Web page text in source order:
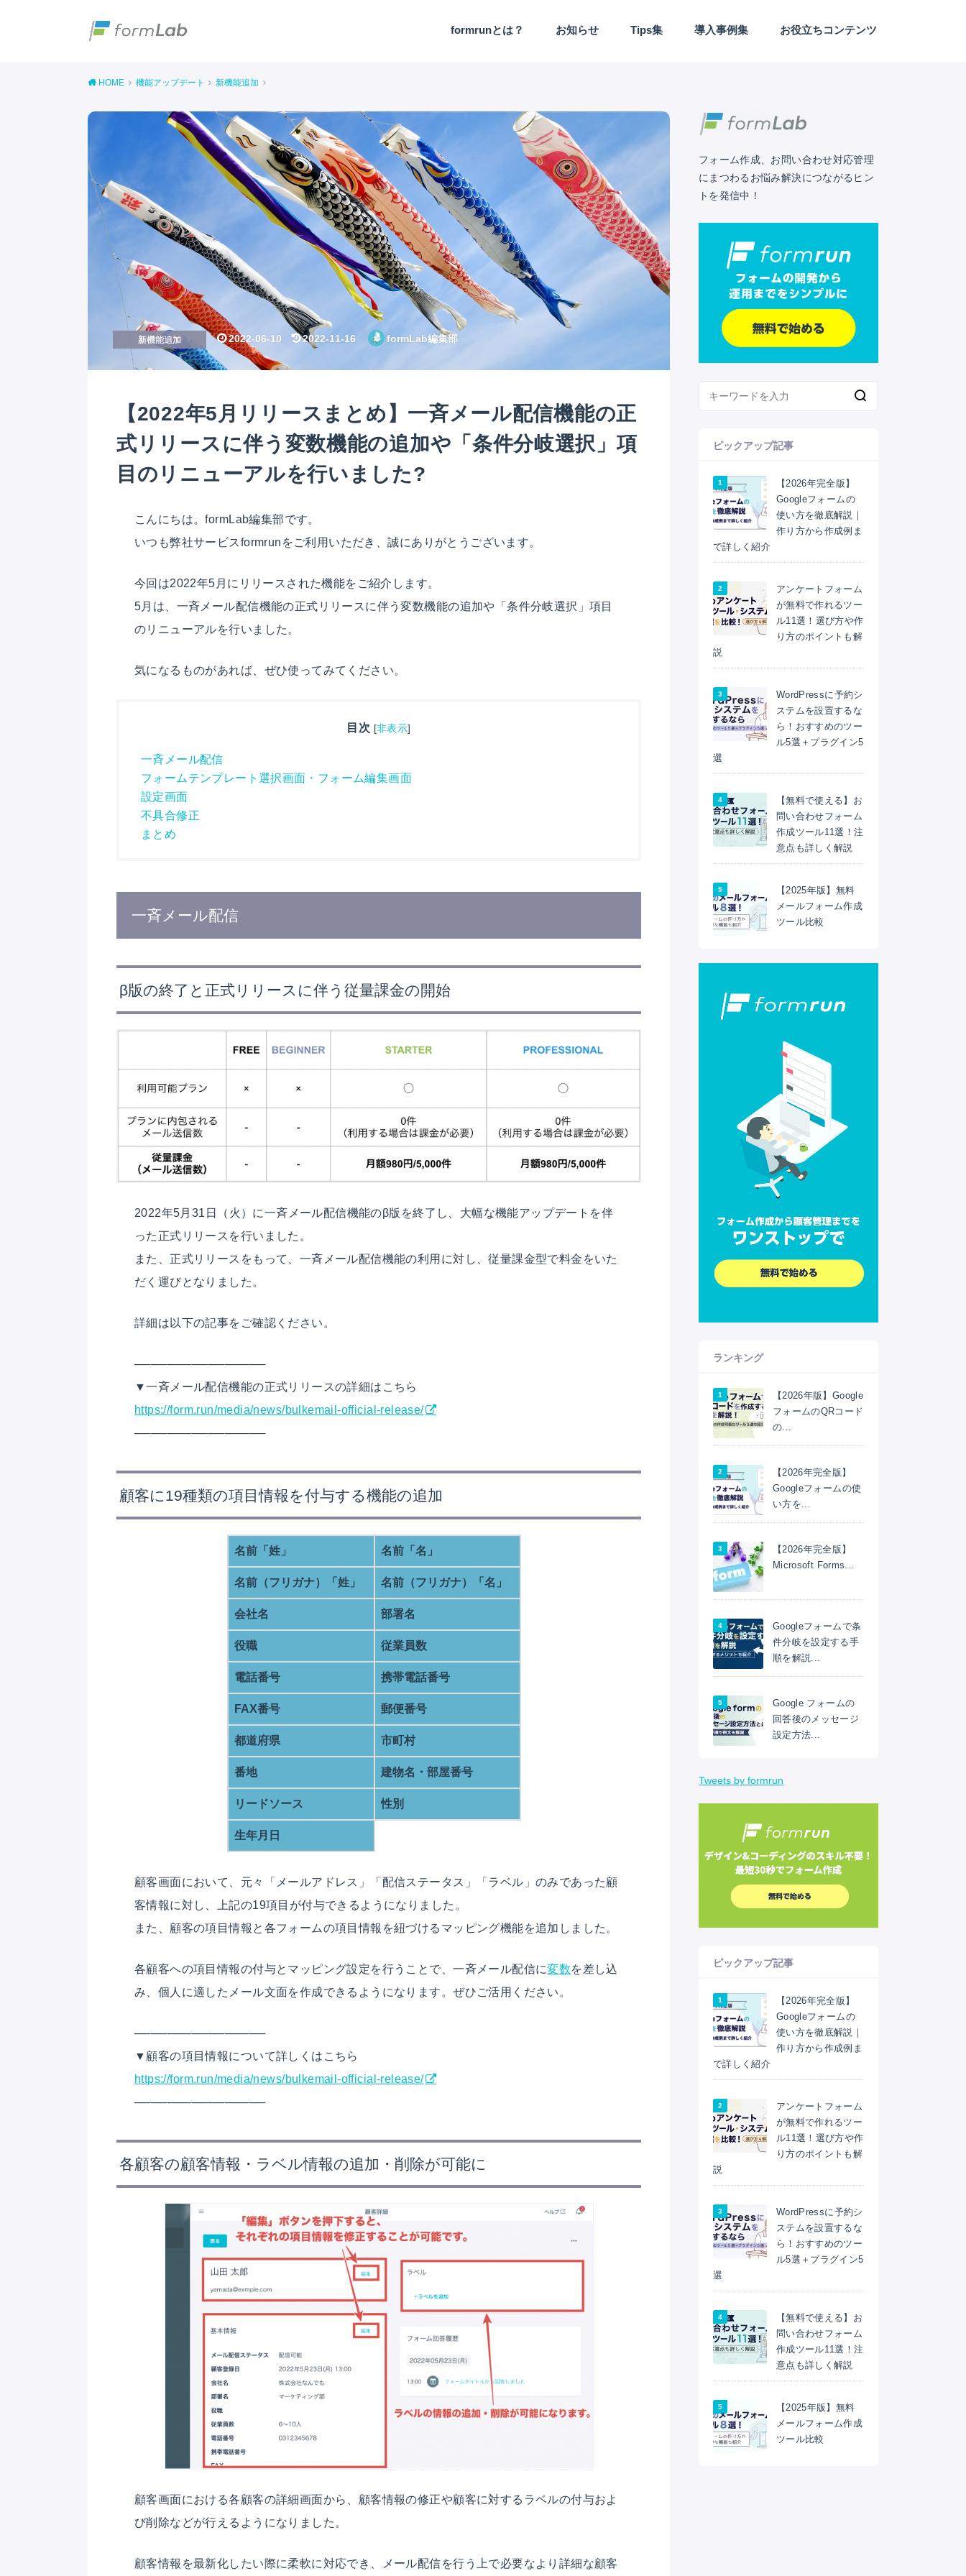
formrunとは？ お知らせ Tips集 導入事例集 お役立ちコンテンツ
HOME 機能アップデート 新機能追加
【2022年5月リリースまとめ】一斉メール配信機能の正
式リリースに伴う変数機能の追加や「条件分岐選択」項
目のリニューアルを行いました?
2022-06-10 2022-11-16 formLab編集部
新機能追加
こんにちは。formLab編集部です。
いつも弊社サービスformrunをご利用いただき、誠にありがとうございます。
今回は2022年5月にリリースされた機能をご紹介します。
5月は、一斉メール配信機能の正式リリースに伴う変数機能の追加や「条件分岐選択」項目
のリニューアルを行いました。
気になるものがあれば、ぜひ使ってみてください。
目次 [非表示]
一斉メール配信
フォームテンプレート選択画面・フォーム編集画面
設定画面
不具合修正
まとめ
一斉メール配信
β版の終了と正式リリースに伴う従量課金の開始
2022年5月31日（火）に一斉メール配信機能のβ版を終了し、大幅な機能アップデートを伴
った正式リリースを行いました。
また、正式リリースをもって、一斉メール配信機能の利用に対し、従量課金型で料金をいた
だく運びとなりました。
詳細は以下の記事をご確認ください。
────────────────
▼一斉メール配信機能の正式リリースの詳細はこちら
https://form.run/media/news/bulkemail-official-release/
────────────────
顧客に19種類の項目情報を付与する機能の追加
名前「姓」 名前「名」
名前（フリガナ）「姓」 名前（フリガナ）「名」
会社名 部署名
役職 従業員数
電話番号 携帯電話番号
FAX番号 郵便番号
都道府県 市町村
番地 建物名・部屋番号
リードソース 性別
生年月日
顧客画面において、元々「メールアドレス」「配信ステータス」「ラベル」のみであった顧
客情報に対し、上記の19項目が付与できるようになりました。
また、顧客の項目情報と各フォームの項目情報を紐づけるマッピング機能を追加しました。
各顧客への項目情報の付与とマッピング設定を行うことで、一斉メール配信に変数を差し込
み、個人に適したメール文面を作成できるようになります。ぜひご活用ください。
────────────────
▼顧客の項目情報について詳しくはこちら
https://form.run/media/news/bulkemail-official-release/
────────────────
各顧客の顧客情報・ラベル情報の追加・削除が可能に
顧客画面における各顧客の詳細画面から、顧客情報の修正や顧客に対するラベルの付与およ
び削除などが行えるようになりました。
顧客情報を最新化したい際に柔軟に対応でき、メール配信を行う上で必要なより詳細な顧客
フォーム作成、お問い合わせ対応管理
にまつわるお悩み解決につながるヒン
トを発信中！
ピックアップ記事
【2026年完全版】
Googleフォームの
使い方を徹底解説｜
作り方から作成例ま
で詳しく紹介
アンケートフォーム
が無料で作れるツー
ル11選！選び方や作
り方のポイントも解
説
WordPressに予約シ
ステムを設置するな
ら！おすすめのツー
ル5選＋プラグイン5
選
【無料で使える】お
問い合わせフォーム
作成ツール11選！注
意点も詳しく解説
【2025年版】無料
メールフォーム作成
ツール比較
ランキング
【2026年版】Google
フォームのQRコード
の...
【2026年完全版】
Googleフォームの使
い方を...
【2026年完全版】
Microsoft Forms...
Googleフォームで条
件分岐を設定する手
順を解説...
Google フォームの
回答後のメッセージ
設定方法...
Tweets by formrun
ピックアップ記事
【2026年完全版】
Googleフォームの
使い方を徹底解説｜
作り方から作成例ま
で詳しく紹介
アンケートフォーム
が無料で作れるツー
ル11選！選び方や作
り方のポイントも解
説
WordPressに予約シ
ステムを設置するな
ら！おすすめのツー
ル5選＋プラグイン5
選
【無料で使える】お
問い合わせフォーム
作成ツール11選！注
意点も詳しく解説
【2025年版】無料
メールフォーム作成
ツール比較